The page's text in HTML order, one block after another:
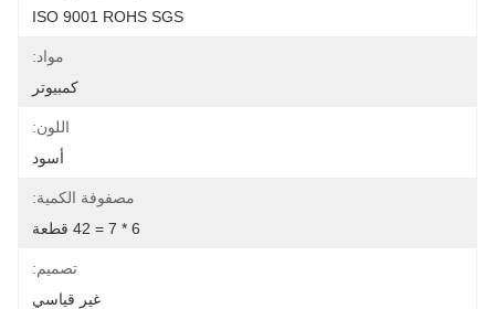
ISO 9001 ROHS SGS
مواد:
كمبيوتر
اللون:
أسود
مصفوفة الكمية:
تصميم:
غير قياسي